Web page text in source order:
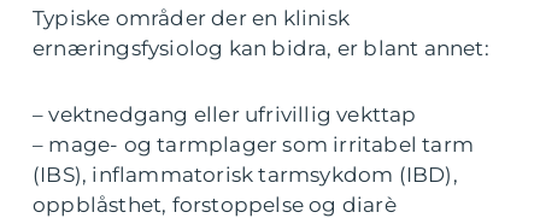
Typiske områder der en klinisk
ernæringsfysiolog kan bidra, er blant annet:
– vektnedgang eller ufrivillig vekttap
– mage- og tarmplager som irritabel tarm
(IBS), inflammatorisk tarmsykdom (IBD),
oppblåsthet, forstoppelse og diarè